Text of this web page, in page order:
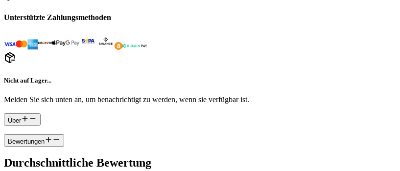
Unterstützte Zahlungsmethoden
Nicht auf Lager...
Melden Sie sich unten an, um benachrichtigt zu werden, wenn sie verfügbar ist.
Über
Bewertungen
Durchschnittliche Bewertung